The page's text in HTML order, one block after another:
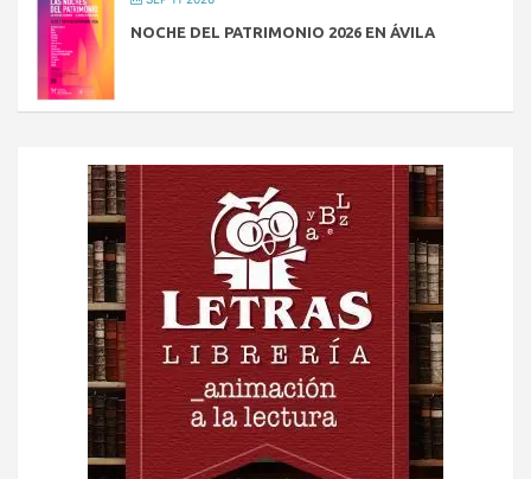
NOCHE DEL PATRIMONIO 2026 EN ÁVILA